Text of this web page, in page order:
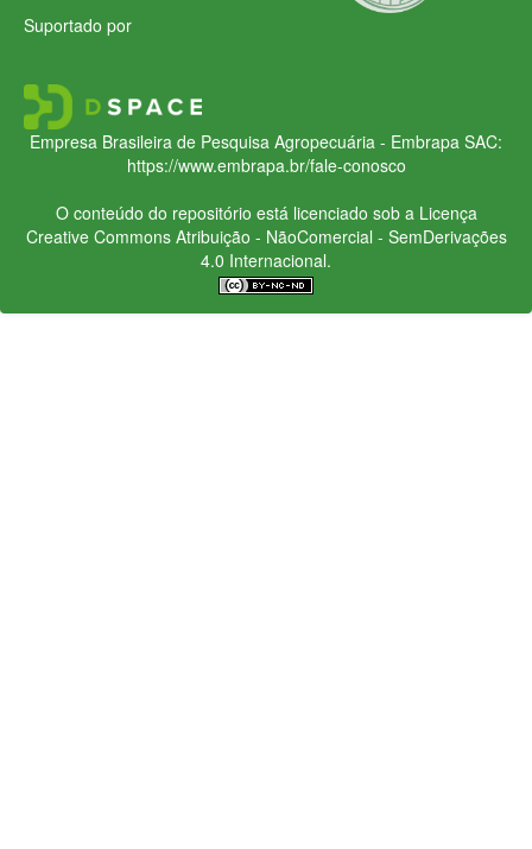
Suportado por
Empresa Brasileira de Pesquisa Agropecuária - Embrapa SAC:
https://www.embrapa.br/fale-conosco
O conteúdo do repositório está licenciado sob a Licença
Creative CommonsAtribuição - NãoComercial - SemDerivações
4.0 Internacional.